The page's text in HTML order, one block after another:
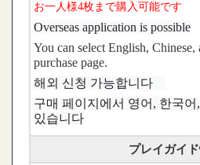
お一人様4枚 まで購入可能です
Overseas application is possible
You can select English, Chinese,
purchase page.
해외 신청 가능합니다
구매 페이지에서 영어, 한국
있습니다
プレイガイ